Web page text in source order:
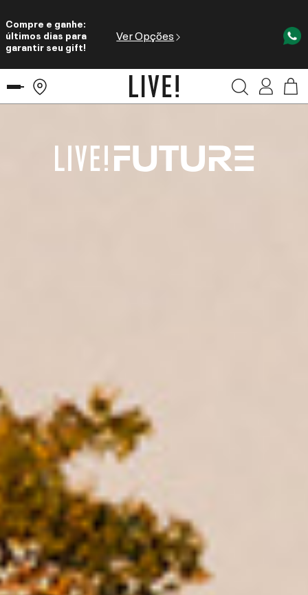
Compre e ganhe:
últimos dias para
garantir seu gift!
Ver Opções